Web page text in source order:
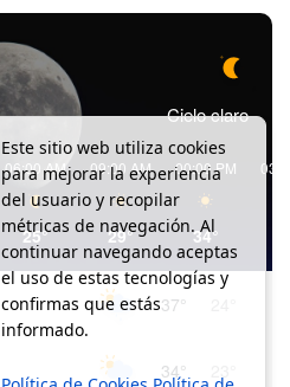
Cielo claro
06:00 AM
25°
09:00 AM
29°
00:00 PM
34°
37°
34°
Este sitio web utiliza cookies
para mejorar la experiencia
del usuario y recopilar
métricas de navegación. Al
continuar navegando aceptas
el uso de estas tecnologías y
confirmas que estás
informado.